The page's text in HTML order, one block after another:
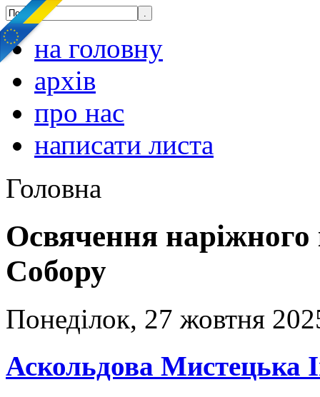
на головну
архів
про нас
написати листа
Головна
Освячення
Собору
Понеділок, 27 жовтня
Аскольдова Мистецька